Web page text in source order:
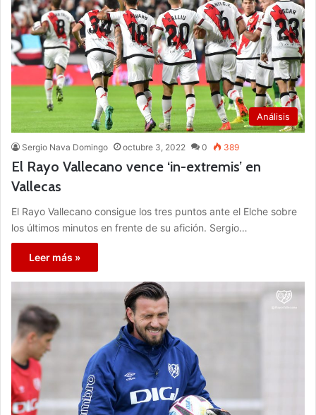
Análisis
Sergio Nava Domingo octubre 3, 2022 0 389
El Rayo Vallecano vence ‘in-extremis’ en
Vallecas
El Rayo Vallecano consigue los tres puntos ante el Elche sobre
los últimos minutos en frente de su afición. Sergio…
Leer más »